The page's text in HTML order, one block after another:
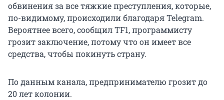
обвинения за все тяжкие преступления, которые,
по-видимому, происходили благодаря Telegram.
Вероятнее всего, сообщил TF1, программисту
грозит заключение, потому что он имеет все
средства, чтобы покинуть страну.
По данным канала, предпринимателю грозит до
20 лет колонии.